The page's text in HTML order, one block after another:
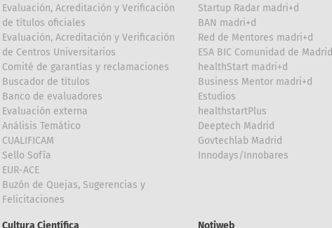
Evaluación, Acreditación y Verificación
de títulos oficiales
Evaluación, Acreditación y Verificación
de Centros Universitarios
Comité de garantías y reclamaciones
Buscador de títulos
Banco de evaluadores
Evaluación externa
Análisis Temático
CUALIFICAM
Sello Sofía
EUR-ACE
Buzón de Quejas, Sugerencias y
Felicitaciones
Startup Radar madri+d
BAN madri+d
Red de Mentores madri+d
ESA BIC Comunidad de Madrid
healthStart madri+d
Business Mentor madri+d
Estudios
healthstartPlus
Deeptech Madrid
Govtechlab Madrid
Innodays/Innobares
Cultura Científica
Notiweb